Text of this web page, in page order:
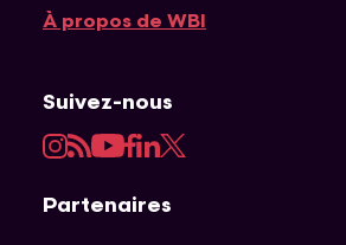
À propos de WBI
Suivez-nous
Instagram
RSSYouTube
Facebook
LinkedIn
Twitter
Partenaires